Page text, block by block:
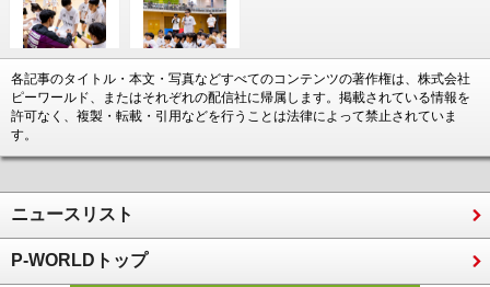
各記事のタイトル・本文・写真などすべてのコンテンツの著作権は、株式会社
ピーワールド、またはそれぞれの配信社に帰属します。掲載されている情報を
許可なく、複製・転載・引用などを行うことは法律によって禁止されていま
す。
ニュースリスト
P-WORLDトップ